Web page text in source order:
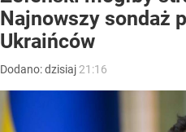
Najnowszy sondaż
Ukraińców
Dodano:dzisiaj 21:16